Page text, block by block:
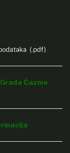
(.pdf)
Čazme